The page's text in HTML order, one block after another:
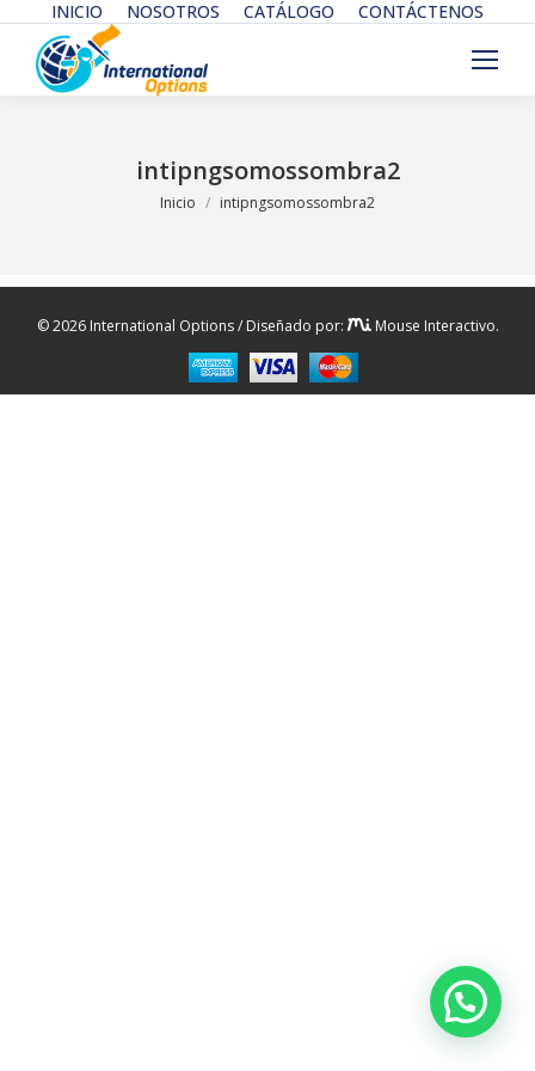
INICIO NOSOTROS CATÁLOGO CONTÁCTENOS
intipngsomossombra2
Estás aquí:
Inicio intipngsomossombra2
© 2026 International Options / Diseñado por: Mouse Interactivo.